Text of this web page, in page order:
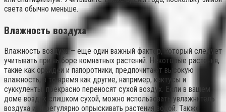
света обычно меньше.
Влажность воздуха
Влажность воздуха – еще один важный фактор, который следует
учитывать при выборе комнатных растений. Некоторые растения,
такие как орхидеи и папоротники, предпочитают высокую
влажность, в то время как другие, например, кактусы и
суккуленты, прекрасно переносят сухой воздух. Если в вашем
доме воздух слишком сухой, можно использовать увлажнитель
воздуха или регулярно опрыскивать растения водой. Также